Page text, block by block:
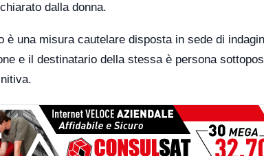
dalla donna.
è una misura cautelare disposta in sede di
e il destinatario della stessa è persona